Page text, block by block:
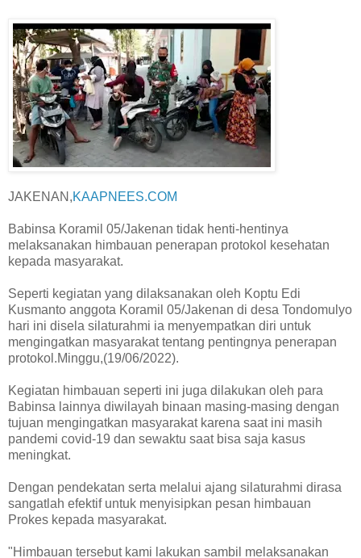
JAKENAN,KAAPNEES.COM
Babinsa Koramil 05/Jakenan tidak henti-hentinya
melaksanakan himbauan penerapan protokol kesehatan
kepada masyarakat.
Seperti kegiatan yang dilaksanakan oleh Koptu Edi
Kusmanto anggota Koramil 05/Jakenan di desa Tondomulyo
hari ini disela silaturahmi ia menyempatkan diri untuk
mengingatkan masyarakat tentang pentingnya penerapan
protokol.Minggu,(19/06/2022).
Kegiatan himbauan seperti ini juga dilakukan oleh para
Babinsa lainnya diwilayah binaan masing-masing dengan
tujuan mengingatkan masyarakat karena saat ini masih
pandemi covid-19 dan sewaktu saat bisa saja kasus
meningkat.
Dengan pendekatan serta melalui ajang silaturahmi dirasa
sangatlah efektif untuk menyisipkan pesan himbauan
Prokes kepada masyarakat.
"Himbauan tersebut kami lakukan sambil melaksanakan